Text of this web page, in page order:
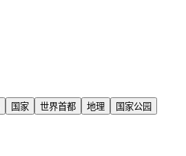
国家 世界首都 地理
国家公园